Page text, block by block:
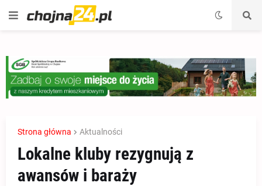
Strona główna Aktualności
Lokalne kluby rezygnują z
awansów i baraży